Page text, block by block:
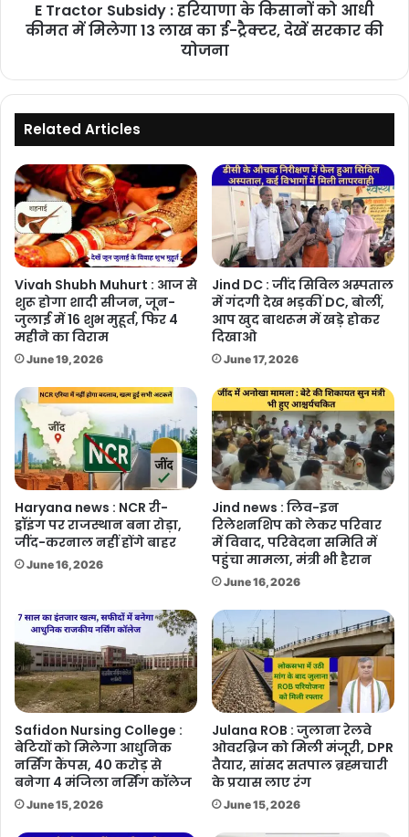
कीमत
लाख
ट्रैक्टर,
देखें
सरकार
की
योजना
E Tractor Subsidy : हरियाणा के किसानों को आधी
कीमत में मिलेगा 13 लाख का ई-ट्रैक्टर, देखें सरकार की
योजना
Related Articles
Vivah Shubh Muhurt : आज से
शुरू होगा शादी सीजन, जून-
जुलाई में 16 शुभ मुहूर्त, फिर 4
महीने का विराम
June 19, 2026
Jind DC : जींद सिविल अस्पताल
में गंदगी देख भड़कीं DC, बोलीं,
आप खुद बाथरूम में खड़े होकर
दिखाओ
June 17, 2026
Haryana news : NCR री-
ड्रॉइंग पर राजस्थान बना रोड़ा,
जींद-करनाल नहीं होंगे बाहर
June 16, 2026
Jind news : लिव-इन
रिलेशनशिप को लेकर परिवार
में विवाद, परिवेदना समिति में
पहुंचा मामला, मंत्री भी हैरान
June 16, 2026
Safidon Nursing College :
बेटियों को मिलेगा आधुनिक
नर्सिंग कैंपस, 40 करोड़ से
बनेगा 4 मंजिला नर्सिंग कॉलेज
June 15, 2026
Julana ROB : जुलाना रेलवे
ओवरब्रिज को मिली मंजूरी, DPR
तैयार, सांसद सतपाल ब्रह्मचारी
के प्रयास लाए रंग
June 15, 2026